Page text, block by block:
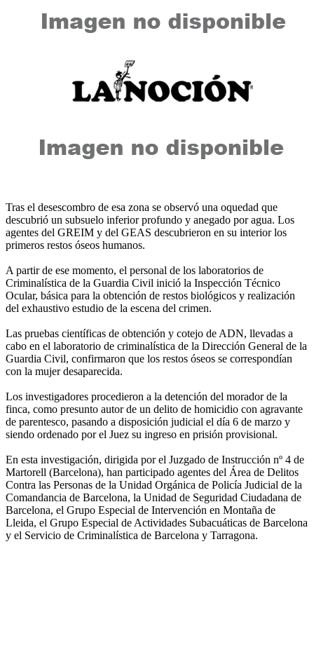
Tras el desescombro de esa zona se observó una oquedad que
descubrió un subsuelo inferior profundo y anegado por agua. Los
agentes del GREIM y del GEAS descubrieron en su interior los
primeros restos óseos humanos.
A partir de ese momento, el personal de los laboratorios de
Criminalística de la Guardia Civil inició la Inspección Técnico
Ocular, básica para la obtención de restos biológicos y realización
del exhaustivo estudio de la escena del crimen.
Las pruebas científicas de obtención y cotejo de ADN, llevadas a
cabo en el laboratorio de criminalística de la Dirección General de la
Guardia Civil, confirmaron que los restos óseos se correspondían
con la mujer desaparecida.
Los investigadores procedieron a la detención del morador de la
finca, como presunto autor de un delito de homicidio con agravante
de parentesco, pasando a disposición judicial el día 6 de marzo y
siendo ordenado por el Juez su ingreso en prisión provisional.
En esta investigación, dirigida por el Juzgado de Instrucción nº 4 de
Martorell (Barcelona), han participado agentes del Área de Delitos
Contra las Personas de la Unidad Orgánica de Policía Judicial de la
Comandancia de Barcelona, la Unidad de Seguridad Ciudadana de
Barcelona, el Grupo Especial de Intervención en Montaña de
Lleida, el Grupo Especial de Actividades Subacuáticas de Barcelona
y el Servicio de Criminalística de Barcelona y Tarragona.